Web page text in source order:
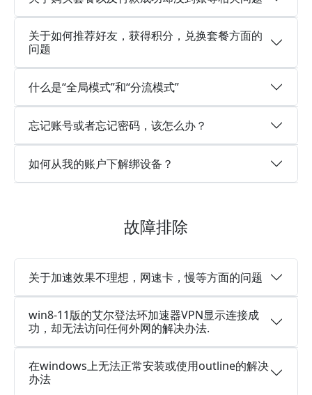
关于如何推荐好友，获得积分，兑换套餐方面的
问题
什么是“全局模式”和“分流模式”
忘记账号或者忘记密码，该怎么办？
如何从我的账户下解绑设备？
故障排除
关于加速效果不理想，网速卡，慢等方面的问题
win8-11版的艾尔登法环加速器VPN显示连接成
功，却无法访问任何外网的解决办法.
在windows上无法正常安装或使用outline的解决
办法